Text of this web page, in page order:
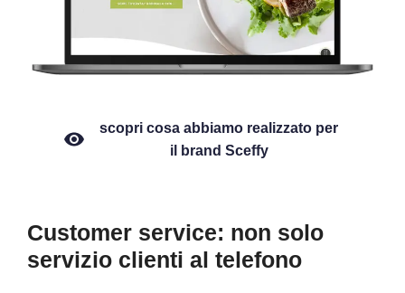
scopri cosa abbiamo realizzato per
il brand Sceffy
Customer service: non solo
servizio clienti al telefono